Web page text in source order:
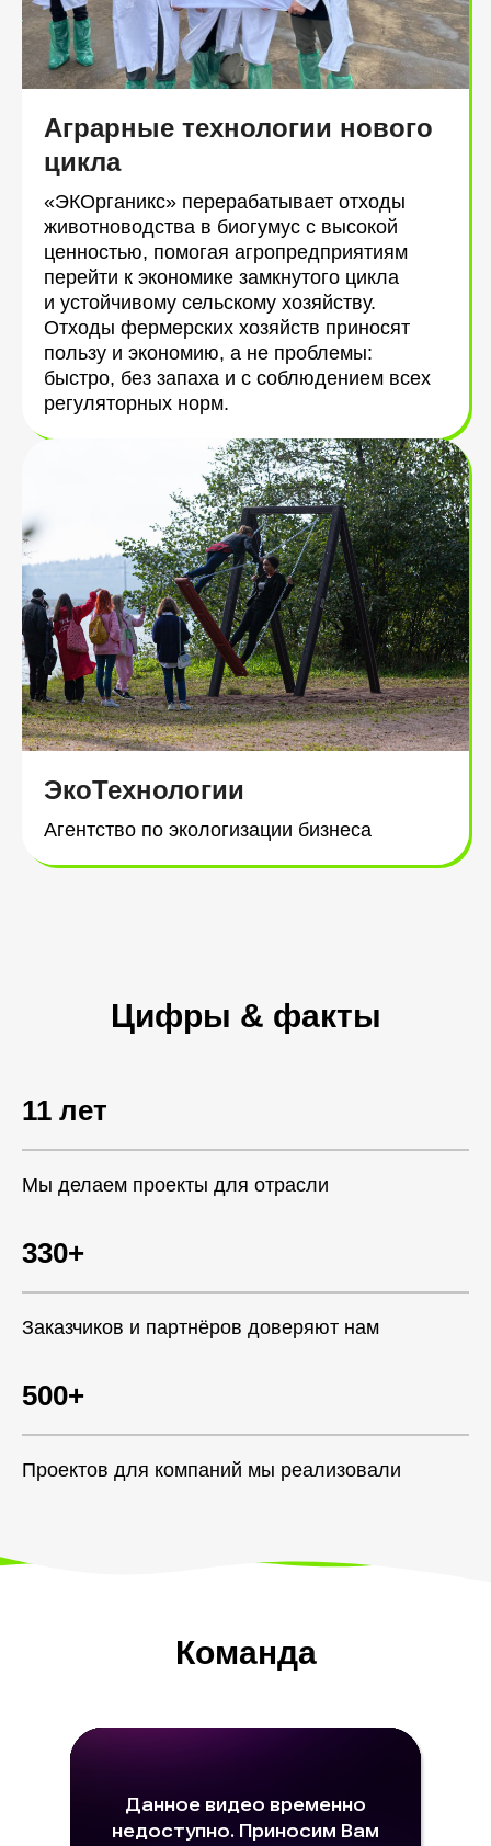
Аграрные технологии нового
цикла
«ЭКОрганикс» перерабатывает отходы
животноводства в биогумус с высокой
ценностью, помогая агропредприятиям
перейти к экономике замкнутого цикла
и устойчивому сельскому хозяйству.
Отходы фермерских хозяйств приносят
пользу и экономию, а не проблемы:
быстро, без запаха и с соблюдением всех
регуляторных норм.
ЭкоТехнологии
Агентство по экологизации бизнеса
Цифры & факты
11 лет
Мы делаем проекты для отрасли
330+
Заказчиков и партнёров доверяют нам
500+
Проектов для компаний мы реализовали
Команда